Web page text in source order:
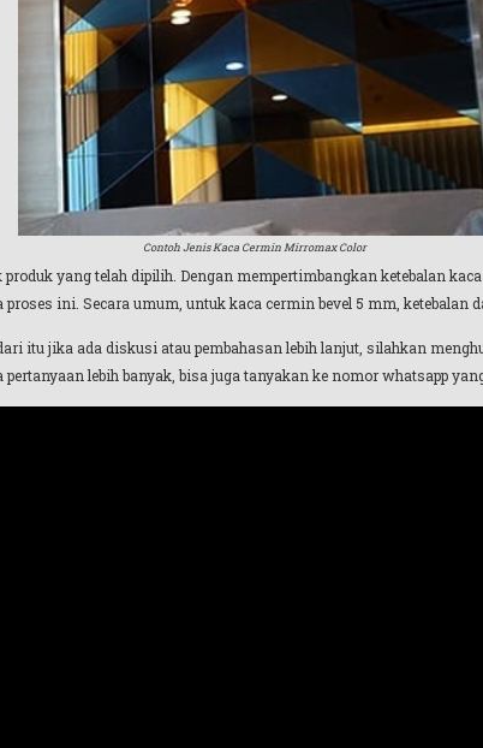
Contoh Jenis Kaca Cermin Mirromax Color
yang telah dipilih. Dengan mempertimbangkan ketebalan
ini. Secara umum, untuk kaca cermin bevel 5 mm, ketebalan
itu jika ada diskusi atau pembahasan lebih lanjut, silahkan
lebih banyak, bisa juga tanyakan ke nomor whatsapp